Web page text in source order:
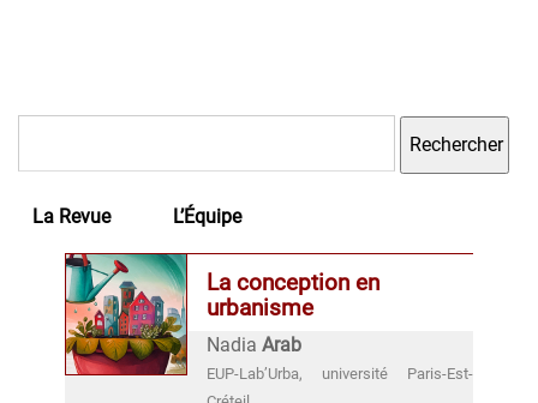
La Revue L’Équipe
La conception en
urbanisme
Nadia Arab
EUP-Lab’Urba, université Paris-Est-